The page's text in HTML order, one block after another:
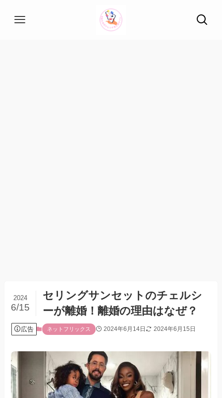
セリングサンセットのチェルシ
ーが離婚！離婚の理由はなぜ？
2024
6/15
広告 ネットフリックス 2024年6月14日 2024年6月15日